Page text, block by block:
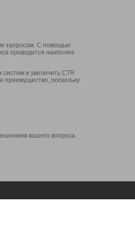
запросам. С помощью
проводится наиболее
и увеличить CTR
преимущество, поскольку
вашего вопроса.